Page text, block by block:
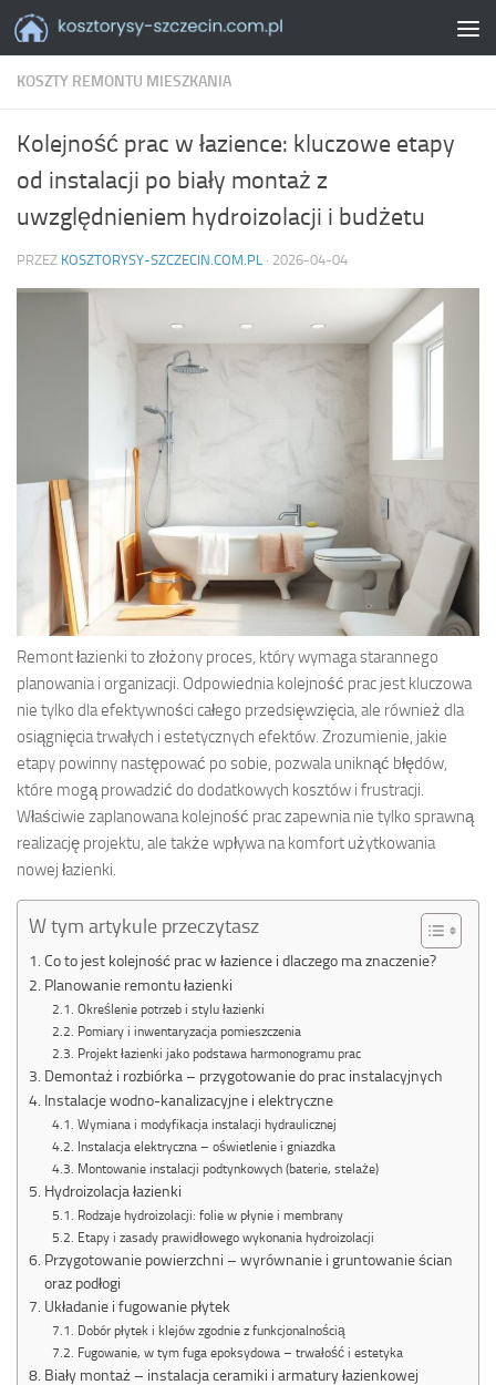
Skip to content
KOSZTY REMONTU MIESZKANIA
Kolejność prac w łazience: kluczowe etapy
od instalacji po biały montaż z
uwzględnieniem hydroizolacji i budżetu
PRZEZ KOSZTORYSY-SZCZECIN.COM.PL · 2026-04-04
Remont łazienki to złożony proces, który wymaga starannego
planowania i organizacji. Odpowiednia kolejność prac jest kluczowa
nie tylko dla efektywności całego przedsięwzięcia, ale również dla
osiągnięcia trwałych i estetycznych efektów. Zrozumienie, jakie
etapy powinny następować po sobie, pozwala uniknąć błędów,
które mogą prowadzić do dodatkowych kosztów i frustracji.
Właściwie zaplanowana kolejność prac zapewnia nie tylko sprawną
realizację projektu, ale także wpływa na komfort użytkowania
nowej łazienki.
W tym artykule przeczytasz
Co to jest kolejność prac w łazience i dlaczego ma znaczenie?
Planowanie remontu łazienki
Określenie potrzeb i stylu łazienki
Pomiary i inwentaryzacja pomieszczenia
Projekt łazienki jako podstawa harmonogramu prac
Demontaż i rozbiórka – przygotowanie do prac instalacyjnych
Instalacje wodno-kanalizacyjne i elektryczne
Wymiana i modyfikacja instalacji hydraulicznej
Instalacja elektryczna – oświetlenie i gniazdka
Montowanie instalacji podtynkowych (baterie, stelaże)
Hydroizolacja łazienki
Rodzaje hydroizolacji: folie w płynie i membrany
Etapy i zasady prawidłowego wykonania hydroizolacji
Przygotowanie powierzchni – wyrównanie i gruntowanie ścian
oraz podłogi
Układanie i fugowanie płytek
Dobór płytek i klejów zgodnie z funkcjonalnością
Fugowanie, w tym fuga epoksydowa – trwałość i estetyka
Biały montaż – instalacja ceramiki i armatury łazienkowej